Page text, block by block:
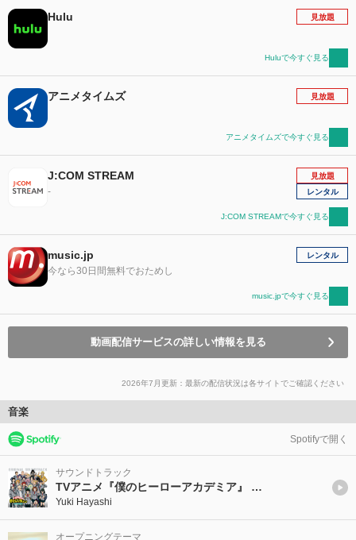
Hulu 見放題
Huluで今すぐ見る
アニメタイムズ 見放題
アニメタイムズで今すぐ見る
J:COM STREAM
-
見放題
レンタル
J:COM STREAMで今すぐ見る
music.jp
今なら30日間無料でおためし
レンタル
music.jpで今すぐ見る
動画配信サービスの詳しい情報を見る
2026年7月更新：最新の配信状況は各サイトでご確認ください
音楽
Spotifyで開く
サウンドトラック
TVアニメ『僕のヒーローアカデミア』 FINAL SEASON オリジナルサウンドトラック
Yuki Hayashi
オープニングテーマ